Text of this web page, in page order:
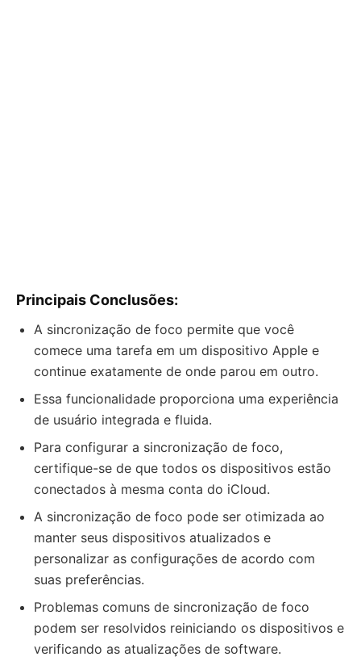
Principais Conclusões:
A sincronização de foco permite que você
comece uma tarefa em um dispositivo Apple e
continue exatamente de onde parou em outro.
Essa funcionalidade proporciona uma experiência
de usuário integrada e fluida.
Para configurar a sincronização de foco,
certifique-se de que todos os dispositivos estão
conectados à mesma conta do iCloud.
A sincronização de foco pode ser otimizada ao
manter seus dispositivos atualizados e
personalizar as configurações de acordo com
suas preferências.
Problemas comuns de sincronização de foco
podem ser resolvidos reiniciando os dispositivos e
verificando as atualizações de software.